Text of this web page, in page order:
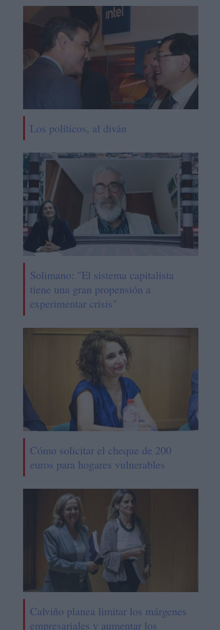
Los políticos, al diván
Solimano: "El sistema capitalista
tiene una gran propensión a
experimentar crisis"
Cómo solicitar el cheque de 200
euros para hogares vulnerables
Calviño planea limitar los márgenes
empresariales y aumentar los